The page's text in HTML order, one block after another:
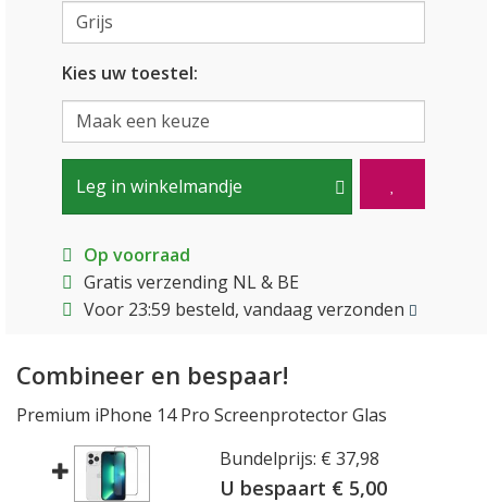
Kies uw toestel:
Leg in winkelmandje
Op voorraad
Gratis verzending NL & BE
Voor 23:59 besteld, vandaag verzonden
Combineer en bespaar!
Premium iPhone 14 Pro Screenprotector Glas
Bundelprijs: € 37,98
U bespaart € 5,00